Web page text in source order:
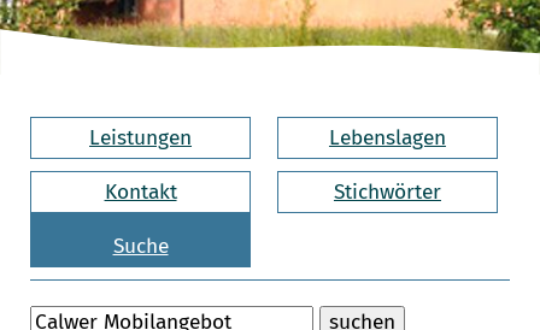
Leistungen Lebenslagen
Kontakt Stichwörter
Suche